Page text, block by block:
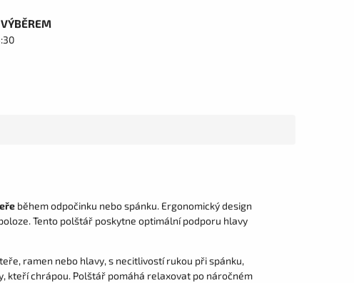
během odpočinku nebo spánku. Ergonomický design
Tento polštář poskytne optimální podporu hlavy
ramen nebo hlavy, s necitlivostí rukou při spánku,
kteří chrápou. Polštář pomáhá relaxovat po náročném